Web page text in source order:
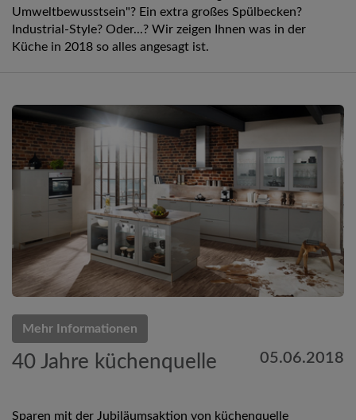
Umweltbewusstsein"? Ein extra großes Spülbecken?
Industrial-Style? Oder...? Wir zeigen Ihnen was in der
Küche in 2018 so alles angesagt ist.
Mehr Informationen
40 Jahre küchenquelle 05.06.2018
Sparen mit der Jubiläumsaktion von küchenquelle